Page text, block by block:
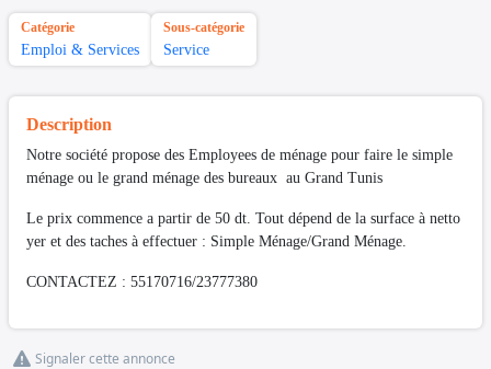
Catégorie
Emploi & Services
Sous-catégorie
Service
Description
Notre société propose des Employees de ménage pour faire le simple
ménage ou le grand ménage des bureaux au Grand Tunis
Le prix commence a partir de 50 dt. Tout dépend de la surface à netto
yer et des taches à effectuer : Simple Ménage/Grand Ménage.
CONTACTEZ : 55170716/23777380
Signaler cette annonce